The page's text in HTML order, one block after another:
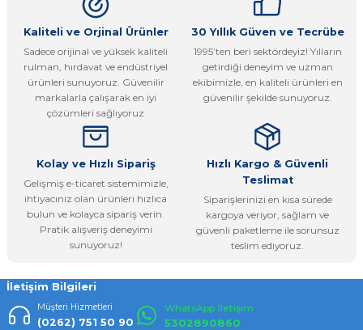
Ürün resmi kalitesiz, bozuk veya görüntülenemiyor.
Ürün açıklamasında eksik bilgiler bulunuyor.
Ürün bilgilerinde hatalar bulunuyor.
Ürün fiyatı diğer sitelerden daha pahalı.
Bu ürüne benzer farklı alternatifler olmalı.
Gönder
Kaliteli ve Orjinal Ürünler
Sadece orijinal ve yüksek kaliteli
rulman, hırdavat ve endüstriyel
ürünleri sunuyoruz. Güvenilir
markalarla çalışarak en iyi
çözümleri sağlıyoruz
30 Yıllık Güven ve Tecrübe
1995’ten beri sektördeyiz! Yılların
getirdiği deneyim ve uzman
ekibimizle, en kaliteli ürünleri en
güvenilir şekilde sunuyoruz.
Kolay ve Hızlı Sipariş
Gelişmiş e-ticaret sistemimizle,
ihtiyacınız olan ürünleri hızlıca
bulun ve kolayca sipariş verin.
Pratik alışveriş deneyimi
sunuyoruz!
Hızlı Kargo & Güvenli
Teslimat
Siparişlerinizi en kısa sürede
kargoya veriyor, sağlam ve
güvenli paketleme ile sorunsuz
teslim ediyoruz.
İletişim Bilgileri
Müşteri Hizmetleri
(0262) 751 50 90
WhatsApp İletişim
5302890860